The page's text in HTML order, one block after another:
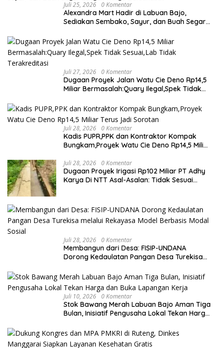
Juli 25, 2026 0 Komentar
Alexandra Mart Hadir di Labuan Bajo,
Sediakan Sembako, Sayur, dan Buah Segar
Juli 27, 2026 0 Komentar
Dugaan Proyek Jalan Watu Cie Deno Rp14,5
Miliar Bermasalah:Quary Ilegal,Spek Tidak
Juli 28, 2026 0 Komentar
Kadis PUPR,PPK dan Kontraktor Kompak
Bungkam,Proyek Watu Cie Deno Rp14,5 Miliar
Juli 28, 2026 0 Komentar
Dugaan Proyek Irigasi Rp102 Miliar PT Adhy
Karya Di NTT Asal-Asalan: Tidak Sesuai
Juli 28, 2026 0 Komentar
Membangun dari Desa: FISIP-UNDANA
Dorong Kedaulatan Pangan Desa Turekisa
Sosial
Juli 10, 2026 0 Komentar
Stok Bawang Merah Labuan Bajo Aman Tiga
Bulan, Inisiatif Pengusaha Lokal Tekan Harga